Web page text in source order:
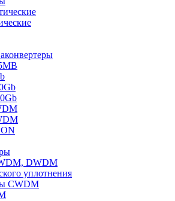
DWDM
уплотнения
CWDM